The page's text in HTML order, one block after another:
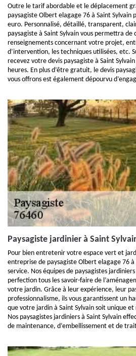
Outre le tarif abordable et le déplacement
paysagiste Olbert elagage 76 à Saint Sylvain
euro. Personnalisé, détaillé, transparent,
paysagiste à Saint Sylvain vous permettra de
renseignements concernant votre projet,
d’intervention, les techniques utilisées, etc.
recevez votre devis paysagiste à Saint
heures. En plus d’être gratuit, le devis
vous offrons est également dépourvu
Paysagiste jardinier à Saint
Pour bien entretenir votre espace vert et
entreprise de paysagiste Olbert elagage 76
service. Nos équipes de paysagistes
perfection tous les savoir-faire de
votre jardin. Grâce à leur expérience, leur
professionnalisme, ils vous garantissent un
que votre jardin à Saint Sylvain soit unique
Nos paysagistes jardiniers à Saint Sylvain
de maintenance, d’embellissement et de